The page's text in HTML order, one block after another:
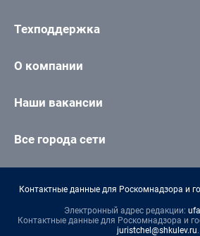
Техподдержка
О компании
Наши вакансии
Все города сети
Контактные данные для Роскомнадзора и
Электронный адрес редакции:
Контактные данные для Роскомнадзора и
juristchel@shkulev.ru.